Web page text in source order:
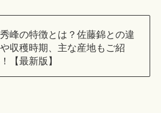
峰の特徴とは？佐藤錦との違
収穫時期、主な産地もご紹
【最新版】